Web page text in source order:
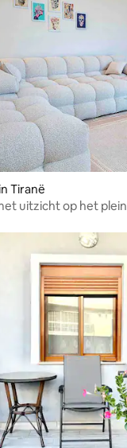
Tiranë
uitzicht op het plein